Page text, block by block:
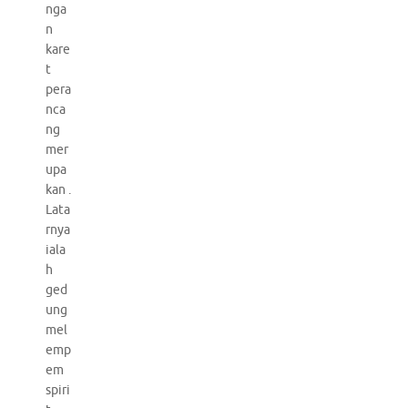
nga
n
kare
t
pera
nca
ng
mer
upa
kan .
Lata
rnya
iala
h
ged
ung
mel
emp
em
spiri